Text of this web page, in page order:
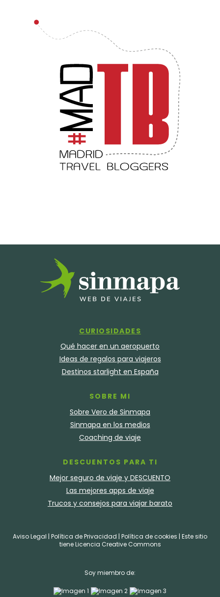
CURIOSIDADES
Qué hacer en un aeropuerto
Ideas de regalos para viajeros
Destinos starlight en España
SOBRE MI
Sobre Vero de Sinmapa
Sinmapa en los medios
Coaching de viaje
DESCUENTOS PARA TI
Mejor seguro de viaje y DESCUENTO
Las mejores apps de viaje
Trucos y consejos para viajar barato
Aviso Legal | Política de Privacidad | Política de cookies | Este sitio
tieneLicencia Creative Commons
Soy miembro de: